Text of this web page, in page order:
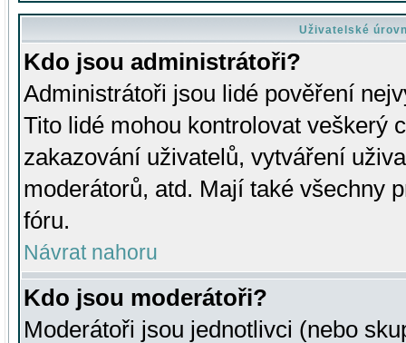
Uživatelské
Kdo jsou administrátoři?
Administrátoři jsou lidé pověření
Tito lidé mohou kontrolovat veškerý
zakazování uživatelů, vytváření
moderátorů, atd. Mají také všechny
fóru.
Návrat nahoru
Kdo jsou moderátoři?
Moderátoři jsou jednotlivci (nebo